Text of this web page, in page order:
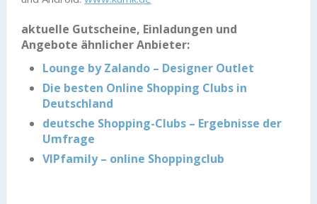
aktuelle Gutscheine, Einladungen und
Angebote ähnlicher Anbieter:
Lounge by Zalando – Designer Outlet
Die besten Online Shopping Clubs in
Deutschland
deutsche Shopping-Clubs – Ergebnisse der
Umfrage
VIPfamily – online Shoppingclub